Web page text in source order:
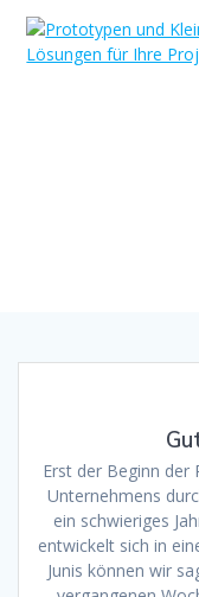
Erst der Beginn der
Unternehmens
ein schwieriges
entwickelt sich in
Junis können wir